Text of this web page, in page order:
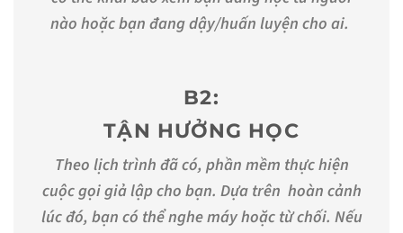
nào hoặc bạn đang dậy/huấn luyện cho ai.
B2:
TẬN HƯỞNG HỌC
Theo lịch trình đã có, phần mềm thực hiện
cuộc gọi giả lập cho bạn. Dựa trên hoàn cảnh
lúc đó, bạn có thể nghe máy hoặc từ chối. Nếu